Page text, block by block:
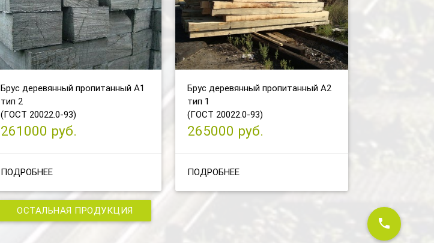
phone
Брус деревянный пропитанный А1
тип 2
(ГОСТ 20022.0-93)
261000 руб.
ПОДРОБНЕЕ
Брус деревянный пропитанный А2
тип 1
(ГОСТ 20022.0-93)
265000 руб.
ПОДРОБНЕЕ
ОСТАЛЬНАЯ ПРОДУКЦИЯ